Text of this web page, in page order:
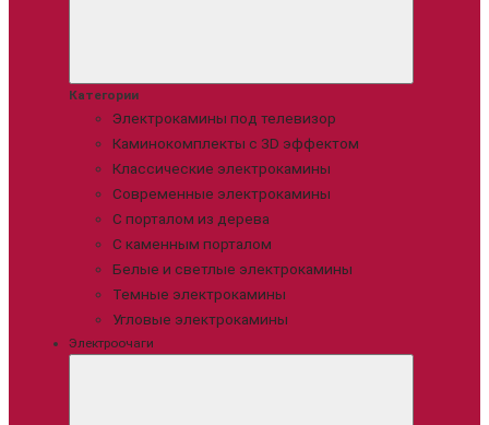
Категории
Электрокамины под телевизор
Каминокомплекты с 3D эффектом
Классические электрокамины
Современные электрокамины
С порталом из дерева
С каменным порталом
Белые и светлые электрокамины
Темные электрокамины
Угловые электрокамины
Электроочаги